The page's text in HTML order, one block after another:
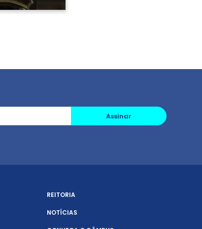
Assinar
REITORIA
NOTÍCIAS